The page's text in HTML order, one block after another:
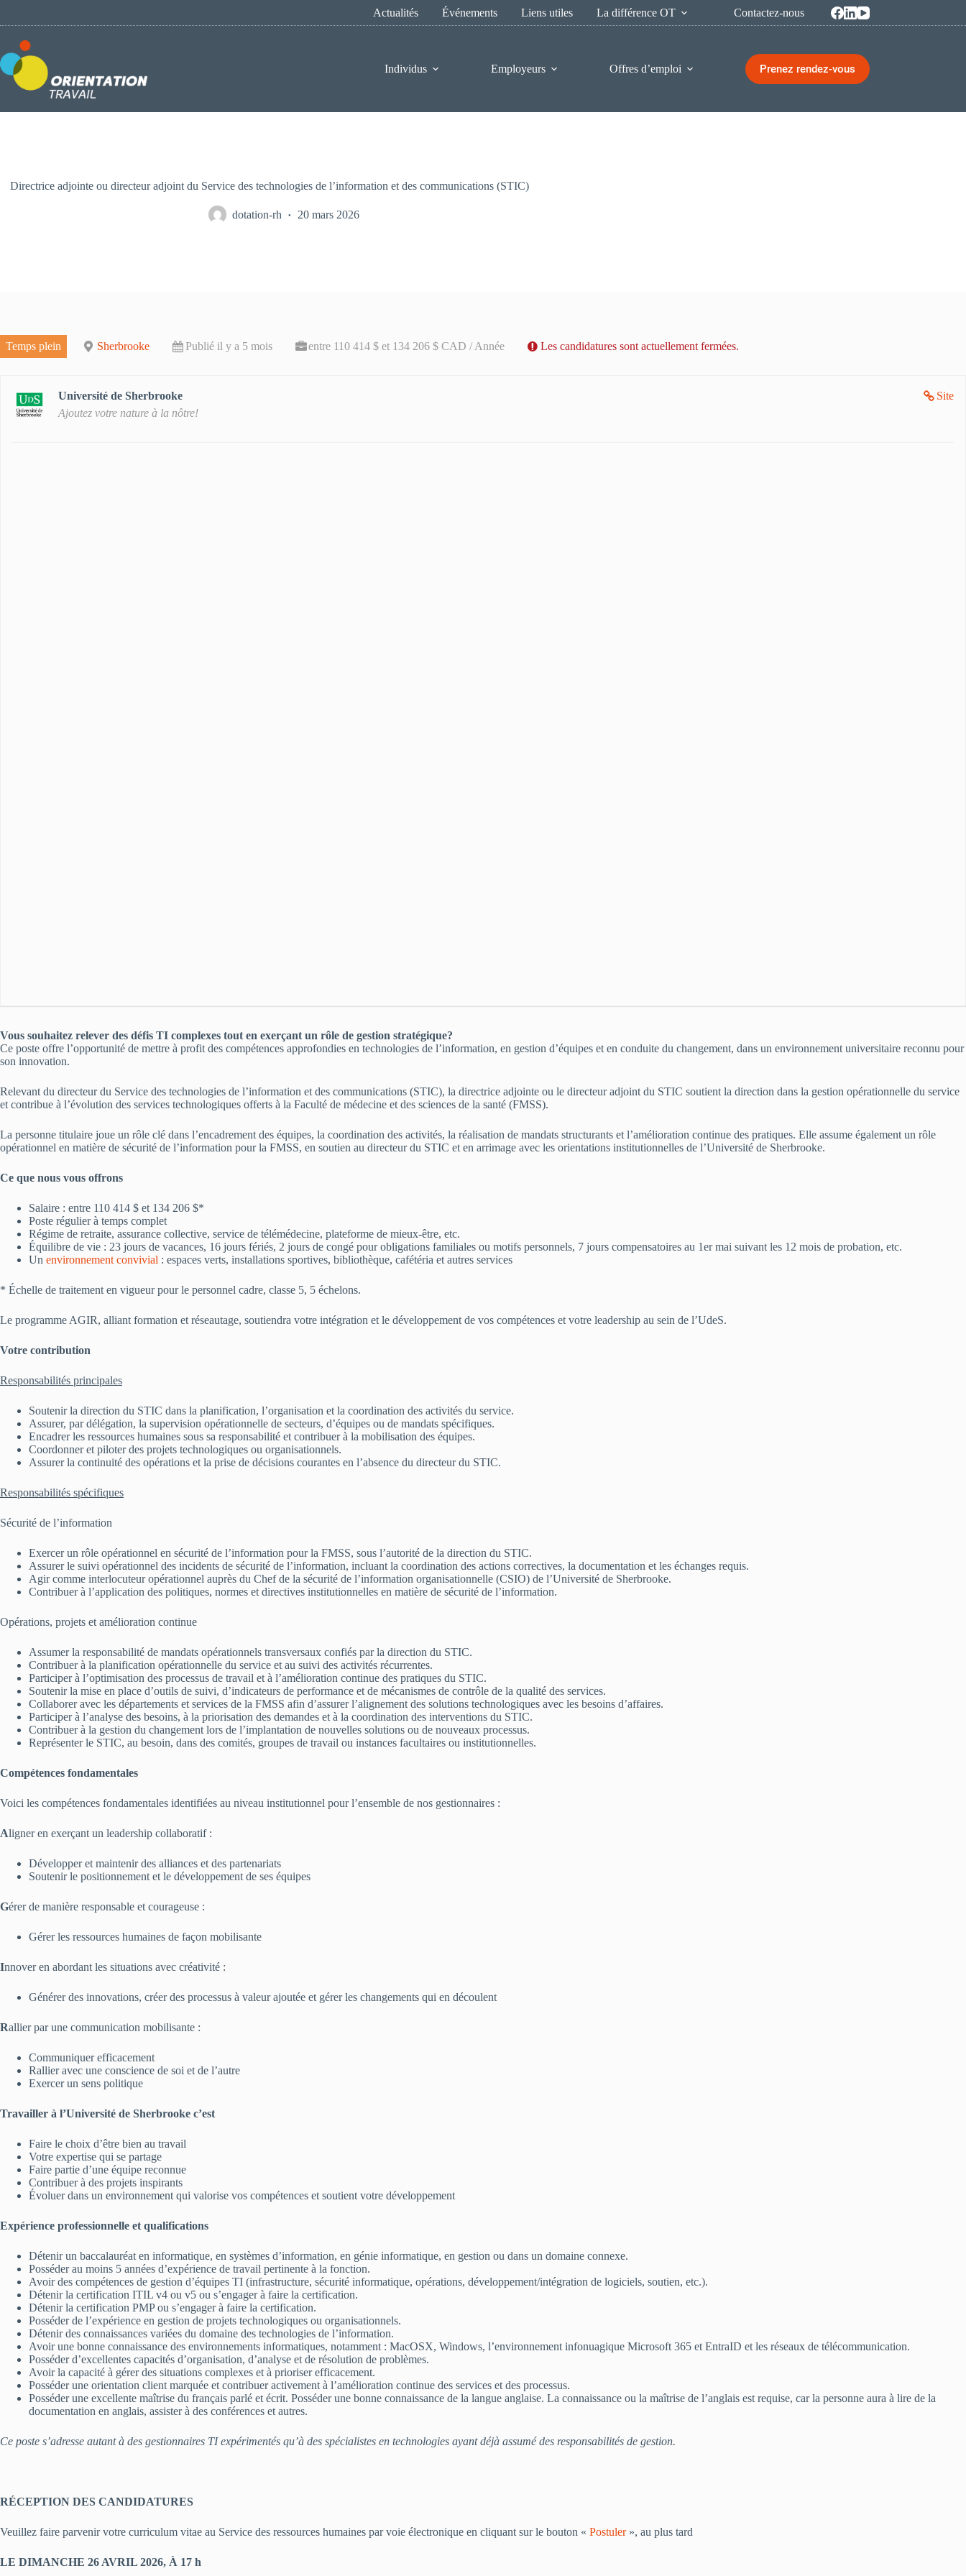
Actualités Événements Liens utiles La différence OT Contactez-nous
Individus Employeurs Offres d’emploi Prenez rendez-vous
Directrice adjointe ou directeur adjoint du Service des technologies de l’information et des communications (STIC)
dotation-rh 20 mars 2026
Temps plein Sherbrooke Publié il y a 5 mois entre 110 414 $ et 134 206 $ CAD / Année Les candidatures sont actuellement fermées.
Site
Université de Sherbrooke
Ajoutez votre nature à la nôtre!
Vous souhaitez relever des défis TI complexes tout en exerçant un rôle de gestion stratégique?
Ce poste offre l’opportunité de mettre à profit des compétences approfondies en technologies de l’information, en gestion d’équipes et en conduite du changement, dans un environnement universitaire reconnu pour
son innovation.
Relevant du directeur du Service des technologies de l’information et des communications (STIC), la directrice adjointe ou le directeur adjoint du STIC soutient la direction dans la gestion opérationnelle du service
et contribue à l’évolution des services technologiques offerts à la Faculté de médecine et des sciences de la santé (FMSS).
La personne titulaire joue un rôle clé dans l’encadrement des équipes, la coordination des activités, la réalisation de mandats structurants et l’amélioration continue des pratiques. Elle assume également un rôle
opérationnel en matière de sécurité de l’information pour la FMSS, en soutien au directeur du STIC et en arrimage avec les orientations institutionnelles de l’Université de Sherbrooke.
Ce que nous vous offrons
Salaire : entre 110 414 $ et 134 206 $*
Poste régulier à temps complet
Régime de retraite, assurance collective, service de télémédecine, plateforme de mieux-être, etc.
Équilibre de vie : 23 jours de vacances, 16 jours fériés, 2 jours de congé pour obligations familiales ou motifs personnels, 7 jours compensatoires au 1er mai suivant les 12 mois de probation, etc.
Un environnement convivial : espaces verts, installations sportives, bibliothèque, cafétéria et autres services
* Échelle de traitement en vigueur pour le personnel cadre, classe 5, 5 échelons.
Le programme AGIR, alliant formation et réseautage, soutiendra votre intégration et le développement de vos compétences et votre leadership au sein de l’UdeS.
Votre contribution
Responsabilités principales
Soutenir la direction du STIC dans la planification, l’organisation et la coordination des activités du service.
Assurer, par délégation, la supervision opérationnelle de secteurs, d’équipes ou de mandats spécifiques.
Encadrer les ressources humaines sous sa responsabilité et contribuer à la mobilisation des équipes.
Coordonner et piloter des projets technologiques ou organisationnels.
Assurer la continuité des opérations et la prise de décisions courantes en l’absence du directeur du STIC.
Responsabilités spécifiques
Sécurité de l’information
Exercer un rôle opérationnel en sécurité de l’information pour la FMSS, sous l’autorité de la direction du STIC.
Assurer le suivi opérationnel des incidents de sécurité de l’information, incluant la coordination des actions correctives, la documentation et les échanges requis.
Agir comme interlocuteur opérationnel auprès du Chef de la sécurité de l’information organisationnelle (CSIO) de l’Université de Sherbrooke.
Contribuer à l’application des politiques, normes et directives institutionnelles en matière de sécurité de l’information.
Opérations, projets et amélioration continue
Assumer la responsabilité de mandats opérationnels transversaux confiés par la direction du STIC.
Contribuer à la planification opérationnelle du service et au suivi des activités récurrentes.
Participer à l’optimisation des processus de travail et à l’amélioration continue des pratiques du STIC.
Soutenir la mise en place d’outils de suivi, d’indicateurs de performance et de mécanismes de contrôle de la qualité des services.
Collaborer avec les départements et services de la FMSS afin d’assurer l’alignement des solutions technologiques avec les besoins d’affaires.
Participer à l’analyse des besoins, à la priorisation des demandes et à la coordination des interventions du STIC.
Contribuer à la gestion du changement lors de l’implantation de nouvelles solutions ou de nouveaux processus.
Représenter le STIC, au besoin, dans des comités, groupes de travail ou instances facultaires ou institutionnelles.
Compétences fondamentales
Voici les compétences fondamentales identifiées au niveau institutionnel pour l’ensemble de nos gestionnaires :
Aligner en exerçant un leadership collaboratif :
Développer et maintenir des alliances et des partenariats
Soutenir le positionnement et le développement de ses équipes
Gérer de manière responsable et courageuse :
Gérer les ressources humaines de façon mobilisante
Innover en abordant les situations avec créativité :
Générer des innovations, créer des processus à valeur ajoutée et gérer les changements qui en découlent
Rallier par une communication mobilisante :
Communiquer efficacement
Rallier avec une conscience de soi et de l’autre
Exercer un sens politique
Travailler à l’Université de Sherbrooke c’est
Faire le choix d’être bien au travail
Votre expertise qui se partage
Faire partie d’une équipe reconnue
Contribuer à des projets inspirants
Évoluer dans un environnement qui valorise vos compétences et soutient votre développement
Expérience professionnelle et qualifications
Détenir un baccalauréat en informatique, en systèmes d’information, en génie informatique, en gestion ou dans un domaine connexe.
Posséder au moins 5 années d’expérience de travail pertinente à la fonction.
Avoir des compétences de gestion d’équipes TI (infrastructure, sécurité informatique, opérations, développement/intégration de logiciels, soutien, etc.).
Détenir la certification ITIL v4 ou v5 ou s’engager à faire la certification.
Détenir la certification PMP ou s’engager à faire la certification.
Posséder de l’expérience en gestion de projets technologiques ou organisationnels.
Détenir des connaissances variées du domaine des technologies de l’information.
Avoir une bonne connaissance des environnements informatiques, notamment : MacOSX, Windows, l’environnement infonuagique Microsoft 365 et EntraID et les réseaux de télécommunication.
Posséder d’excellentes capacités d’organisation, d’analyse et de résolution de problèmes.
Avoir la capacité à gérer des situations complexes et à prioriser efficacement.
Posséder une orientation client marquée et contribuer activement à l’amélioration continue des services et des processus.
Posséder une excellente maîtrise du français parlé et écrit. Posséder une bonne connaissance de la langue anglaise. La connaissance ou la maîtrise de l’anglais est requise, car la personne aura à lire de la
documentation en anglais, assister à des conférences et autres.
Ce poste s’adresse autant à des gestionnaires TI expérimentés qu’à des spécialistes en technologies ayant déjà assumé des responsabilités de gestion.
RÉCEPTION DES CANDIDATURES
Veuillez faire parvenir votre curriculum vitae au Service des ressources humaines par voie électronique en cliquant sur le bouton « Postuler», au plus tard
LE DIMANCHE 26 AVRIL 2026, À 17 h